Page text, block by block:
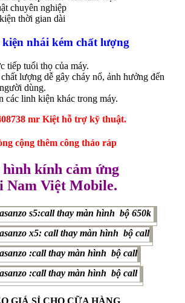
chuyên nghiệp
thời gian dài
nhái kém chất lượng
tiếp tuổi thọ của máy.
lượng dễ gây cháy nổ, ảnh hưởng đến
dùng.
các linh kiện khác trong máy.
mr Kiệt hỗ trợ kỹ thuật.
cộng thêm công tháo ráp
kính cảm ứng
Nam Việt Mobile.
s5:call thay màn hình bộ 650k
x5: call thay màn hình bộ call
:call thay màn hình bộ call
:call thay màn hình bộ call
GIÁ SỈ CHO CỮA HÀNG